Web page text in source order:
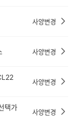
사양변경
사양변경
사양변경
택가
사양변경